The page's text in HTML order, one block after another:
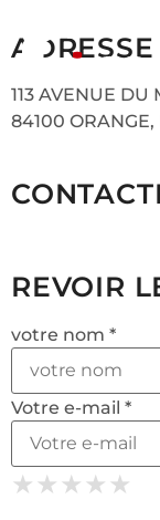
ADRESSE
113 AVENUE DU
84100 ORANGE,
REVOIR
votre nom *
Votre e-mail *
★
★ ★
★ ★ ★
★ ★ ★ ★
★ ★ ★ ★ ★